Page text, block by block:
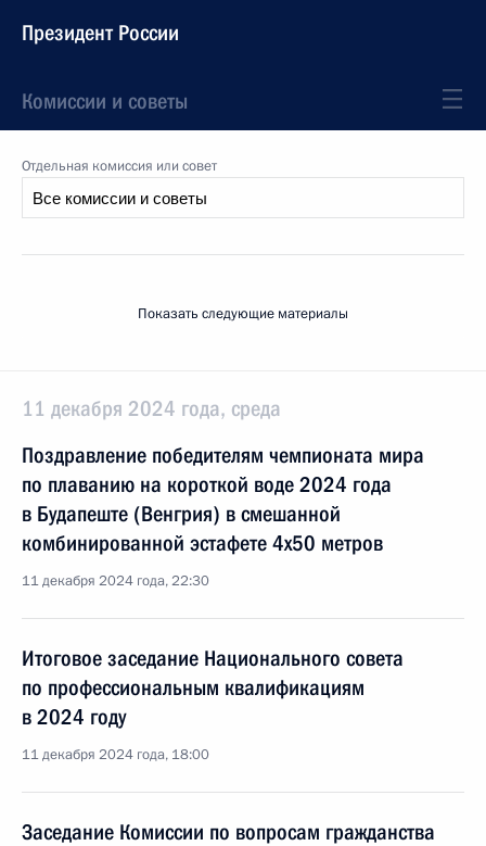
Президент России
Комиссии и советы
Отдельная комиссия или совет
Показать следующие материалы
11 декабря 2024 года, среда
Поздравление победителям чемпионата мира
по плаванию на короткой воде 2024 года
в Будапеште (Венгрия) в смешанной
комбинированной эстафете 4х50 метров
11 декабря 2024 года, 22:30
Итоговое заседание Национального совета
по профессиональным квалификациям
в 2024 году
11 декабря 2024 года, 18:00
Заседание Комиссии по вопросам гражданства